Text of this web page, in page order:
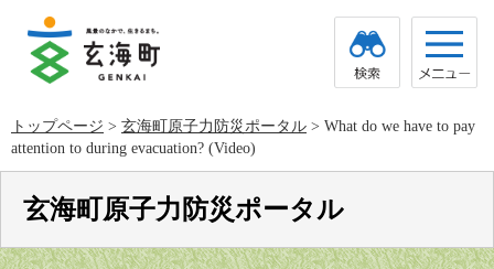
で
す。
ば
し
て
トップページ > 玄海町原子力防災ポータル > What do we have to pay
attention to during evacuation? (Video)
玄海町原子力防災ポータル
本